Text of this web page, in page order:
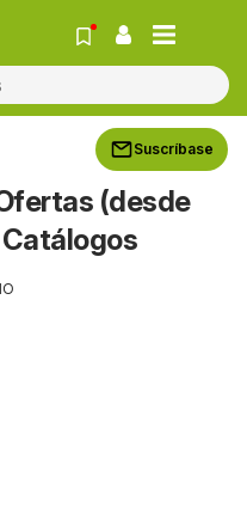
Suscríbase
(desde